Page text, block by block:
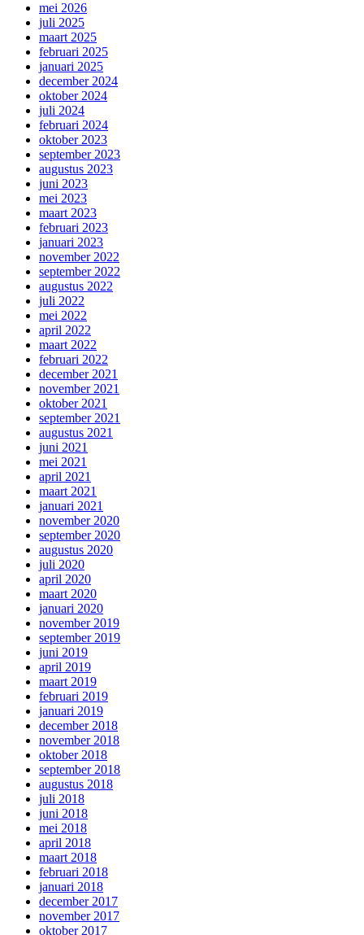
mei 2026
juli 2025
maart 2025
februari 2025
januari 2025
december 2024
oktober 2024
juli 2024
februari 2024
oktober 2023
september 2023
augustus 2023
juni 2023
mei 2023
maart 2023
februari 2023
januari 2023
november 2022
september 2022
augustus 2022
juli 2022
mei 2022
april 2022
maart 2022
februari 2022
december 2021
november 2021
oktober 2021
september 2021
augustus 2021
juni 2021
mei 2021
april 2021
maart 2021
januari 2021
november 2020
september 2020
augustus 2020
juli 2020
april 2020
maart 2020
januari 2020
november 2019
september 2019
juni 2019
april 2019
maart 2019
februari 2019
januari 2019
december 2018
november 2018
oktober 2018
september 2018
augustus 2018
juli 2018
juni 2018
mei 2018
april 2018
maart 2018
februari 2018
januari 2018
december 2017
november 2017
oktober 2017